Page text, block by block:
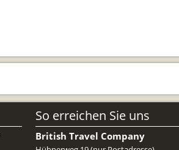
So erreichen Sie uns
British Travel Company